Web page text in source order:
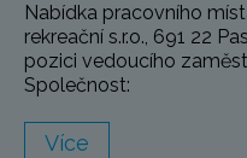
Nabídka pracovního
rekreační s.r.o., 691 22
pozici vedoucího
Společnost:
Více